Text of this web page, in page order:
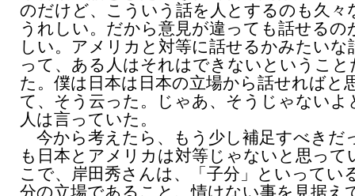
のだけど、こういう話を人とするのも久々
うれしい。だから意見が違っても話せるの
しい。アメリカと対等に話せるかみたいな
って、ある人はそれはできないということ
た。僕は日本は日本の立場から話せればと
て、そう云った。じゃあ、そうじゃないよ
人は言っていた。
今から考えたら、もう少し補足すべきだ
も日本とアメリカは対等じゃないと思って
こで、岸田秀さんは、「子分」といってい
分の立場であること、情けない事を見据え